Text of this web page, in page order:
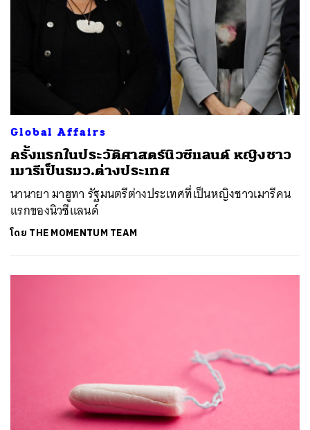
Global Affairs
ครั้งแรกในประวัติศาสตร์นิวซีแลนด์ หญิงชาว
เมารีเป็นรมว.ต่างประเทศ
นานายา มาฮูทา รัฐมนตรีต่างประเทศที่เป็นหญิงชาวเมารีคน
แรกของนิวซีแลนด์
โดย THE MOMENTUM TEAM